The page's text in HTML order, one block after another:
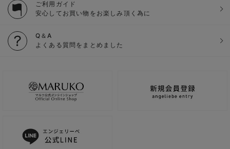
ご利用ガイド
安心してお買い物をお楽しみ頂く為に
Q＆A
よくある質問をまとめました